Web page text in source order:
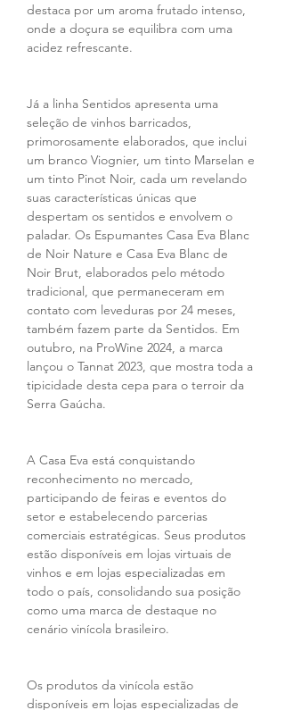
destaca por um aroma frutado intenso,
onde a doçura se equilibra com uma
acidez refrescante.
Já a linha Sentidos apresenta uma
seleção de vinhos barricados,
primorosamente elaborados, que inclui
um branco Viognier, um tinto Marselan e
um tinto Pinot Noir, cada um revelando
suas características únicas que
despertam os sentidos e envolvem o
paladar. Os Espumantes Casa Eva Blanc
de Noir Nature e Casa Eva Blanc de
Noir Brut, elaborados pelo método
tradicional, que permaneceram em
contato com leveduras por 24 meses,
também fazem parte da Sentidos. Em
outubro, na ProWine 2024, a marca
lançou o Tannat 2023, que mostra toda a
tipicidade desta cepa para o terroir da
Serra Gaúcha.
A Casa Eva está conquistando
reconhecimento no mercado,
participando de feiras e eventos do
setor e estabelecendo parcerias
comerciais estratégicas. Seus produtos
estão disponíveis em lojas virtuais de
vinhos e em lojas especializadas em
todo o país, consolidando sua posição
como uma marca de destaque no
cenário vinícola brasileiro.
Os produtos da vinícola estão
disponíveis em lojas especializadas de